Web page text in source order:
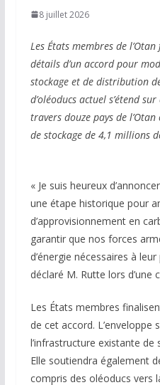
8 juillet 2026
Les États membres de
détails d’un accord pour
stockage et de distribution
d’oléoducs actuel s’étend
travers douze pays de
de stockage de 4,1 millions
« Je suis heureux
une étape historique pour
d’approvisionnement en
garantir que nos forces
d’énergie nécessaires à
déclaré M. Rutte lors d’une
Les États membres
de cet accord. L’enveloppe
l’infrastructure existante
Elle soutiendra également
compris des oléoducs vers